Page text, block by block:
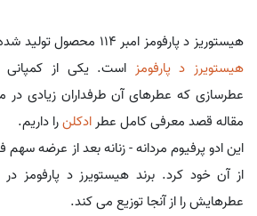
هیستوریز د پارفومز امبر 114 محصول تولید شده در سال 2001 توسط برند
هیستویرز د پارفومز است. یکی از
عطرسازی که عطرهای آن طرفداران زیادی در
مقاله قصد معرفی کامل عطر ادکلنرا داریم.
این ادو پرفیوم مردانه - زنانه بعد از عرضه سهم
از آن خود کرد. برند هیستویرز د پارفومز
عطرهایش را از آنجا توزیع می کند.